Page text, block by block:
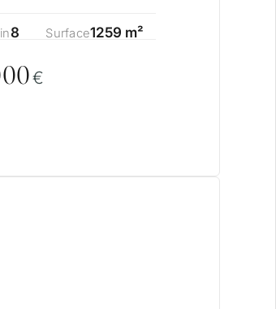
8 Surface1259 m²
00€